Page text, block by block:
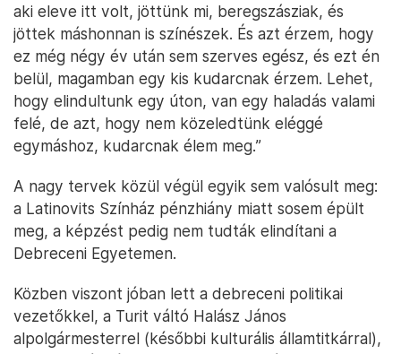
aki eleve itt volt, jöttünk mi, beregszásziak, és
jöttek máshonnan is színészek. És azt érzem, hogy
ez még négy év után sem szerves egész, és ezt én
belül, magamban egy kis kudarcnak érzem. Lehet,
hogy elindultunk egy úton, van egy haladás valami
felé, de azt, hogy nem közeledtünk eléggé
egymáshoz, kudarcnak élem meg.”
A nagy tervek közül végül egyik sem valósult meg:
a Latinovits Színház pénzhiány miatt sosem épült
meg, a képzést pedig nem tudták elindítani a
Debreceni Egyetemen.
Közben viszont jóban lett a debreceni politikai
vezetőkkel, a Turit váltó Halász János
alpolgármesterrel (későbbi kulturális államtitkárral),